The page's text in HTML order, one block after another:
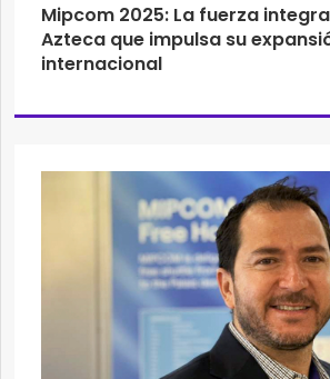
Mipcom 2025: La fuerza
Azteca que impulsa su
internacional